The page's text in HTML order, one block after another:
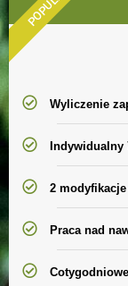
Wyliczenie
Indywidualny
2
Praca nad